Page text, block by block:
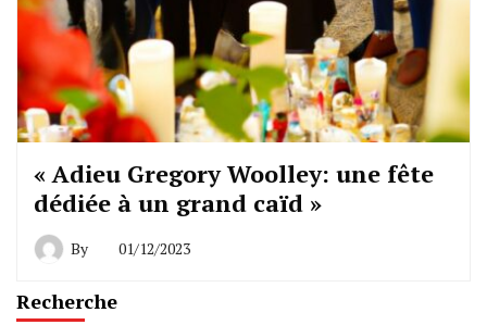
« Adieu Gregory Woolley: une fête
dédiée à un grand caïd »
By 01/12/2023
Recherche